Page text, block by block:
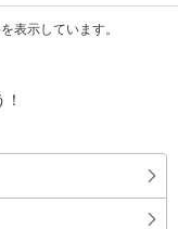
表示しています。